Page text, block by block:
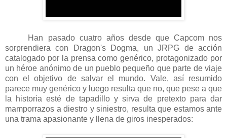
Han pasado cuatro años desde que Capcom nos
sorprendiera con Dragon's Dogma, un JRPG de acción
catalogado por la prensa como genérico, protagonizado por
un héroe anónimo de un pueblo pequeño que parte de viaje
con el objetivo de salvar el mundo. Vale, así resumido
parece muy genérico y luego resulta que no, que pese a que
la historia esté de tapadillo y sirva de pretexto para dar
mamporrazos a diestro y siniestro, resulta que estamos ante
una trama apasionante y llena de giros inesperados: